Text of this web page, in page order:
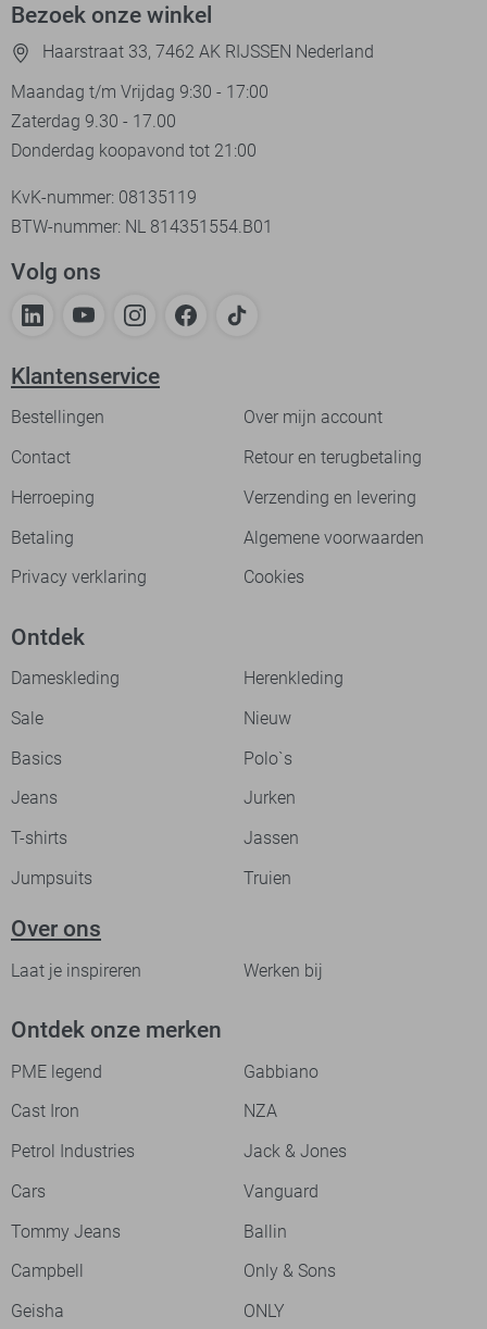
Bezoek onze winkel
Haarstraat 33, 7462 AK RIJSSEN Nederland
Maandag t/m Vrijdag 9:30 - 17:00
Zaterdag 9.30 - 17.00
Donderdag koopavond tot 21:00
KvK-nummer: 08135119
BTW-nummer: NL 814351554.B01
Volg ons
Klantenservice
Bestellingen
Over mijn account
Contact
Retour en terugbetaling
Herroeping
Verzending en levering
Betaling
Algemene voorwaarden
Privacy verklaring
Cookies
Ontdek
Dameskleding
Herenkleding
Sale
Nieuw
Basics
Polo`s
Jeans
Jurken
T-shirts
Jassen
Jumpsuits
Truien
Over ons
Laat je inspireren Werken bij
Ontdek onze merken
PME legend
Gabbiano
Cast Iron
NZA
Petrol Industries
Jack & Jones
Cars
Vanguard
Tommy Jeans
Ballin
Campbell
Only & Sons
Geisha
ONLY